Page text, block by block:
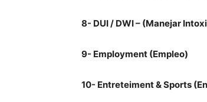
8- DUI / DWI – (Manejar
9- Employment (Empleo)
10- Entreteiment & Sports